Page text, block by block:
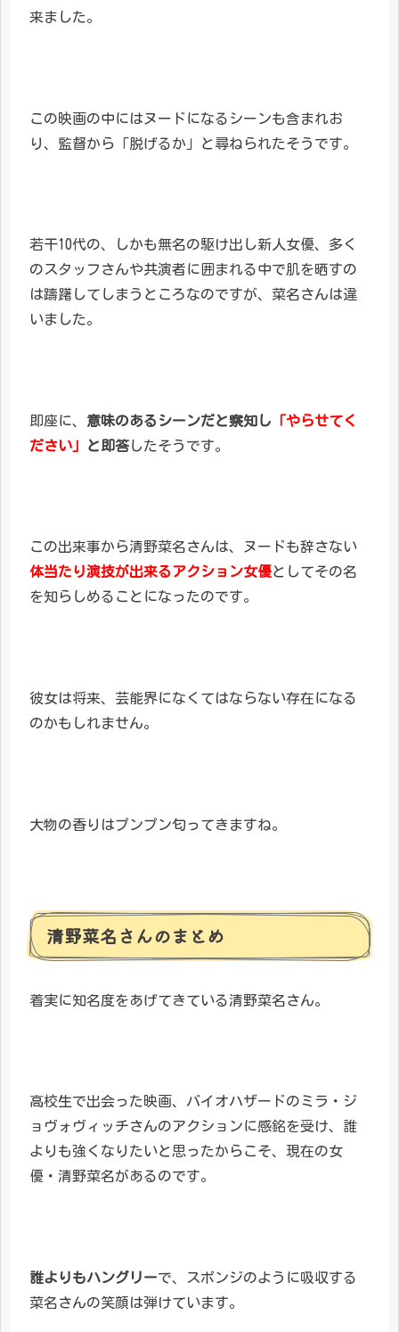
来ました。
この映画の中にはヌードになるシーンも含まれお
り、監督から「脱げるか」と尋ねられたそうです。
若干10代の、しかも無名の駆け出し新人女優、多く
のスタッフさんや共演者に囲まれる中で肌を晒すの
は躊躇してしまうところなのですが、菜名さんは違
いました。
即座に、 意味のあるシーンだと察知し 「やらせてく
ださい」
と即答したそうです。
この出来事から清野菜名さんは、ヌードも辞さない
体当たり演技が出来るアクション女優としてその名
を知らしめることになったのです。
彼女は将来、芸能界になくてはならない存在になる
のかもしれません。
大物の香りはプンプン匂ってきますね。
清野菜名さんのまとめ
着実に知名度をあげてきている清野菜名さん。
高校生で出会った映画、バイオハザードのミラ・ジ
ョヴォヴィッチさんのアクションに感銘を受け、誰
よりも強くなりたいと思ったからこそ、現在の女
優・清野菜名があるのです。
誰よりもハングリーで、スポンジのように吸収する
菜名さんの笑顔は弾けています。